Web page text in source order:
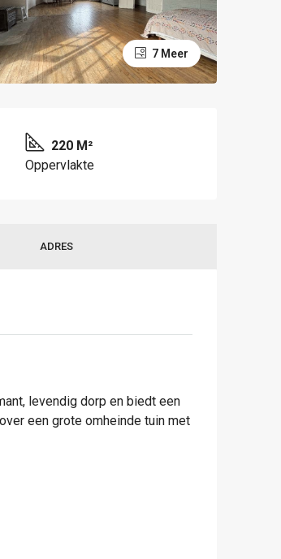
7 Meer
220 M²
Oppervlakte
ADRES
levendig dorp en biedt een
een grote omheinde tuin met